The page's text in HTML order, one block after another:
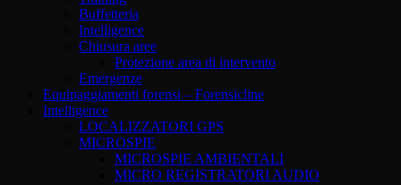
Buffetteria
Intelligence
Chiusura aree
Protezione area di intervento
Emergenze
Equipaggiamenti forensi – Forensicline
Intelligence
LOCALIZZATORI GPS
MICROSPIE
MICROSPIE AMBIENTALI
MICRO REGISTRATORI AUDIO